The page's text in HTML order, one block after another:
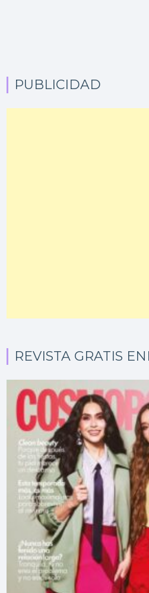
PUBLICIDAD
REVISTA GRATIS